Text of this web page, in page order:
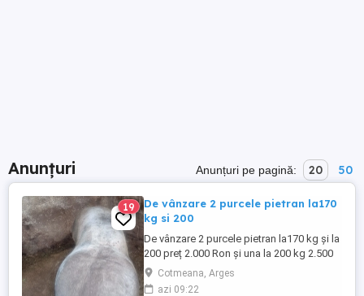
Anunțuri Anunțuri pe pagină: 20 50
19
De vânzare 2 purcele pietran la170
kg si 200
De vânzare 2 purcele pietran la170 kg și la
200 preț 2.000 Ron și una la 200 kg 2.500
Ron din montă artificială
Cotmeana, Arges
azi 09:22